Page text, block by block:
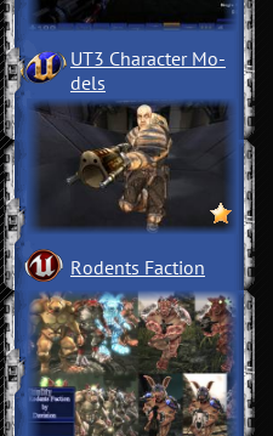
UT3 Character Mo­
dels
Rodents Faction